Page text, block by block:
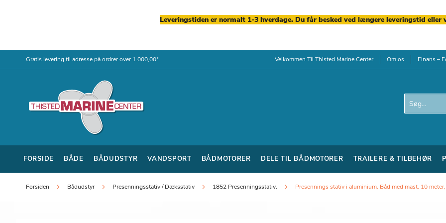
Leveringstiden er normalt 1-3 hverdage. Du får besked ved længere leveringstid eller
Gratis levering til adresse på ordrer over 1.000,00*Skip
Velkommen Til Thisted Marine Center Om os Finans –
Search
FORSIDE BÅDE BÅDUDSTYR VANDSPORT BÅDMOTORER DELE TIL BÅDMOTORER TRAILERE & TILBEHØR
Forsiden Bådudstyr Presenningsstativ / Dæksstativ 1852 Presenningsstativ. Presennings stativ i aluminium. Båd med mast. 10